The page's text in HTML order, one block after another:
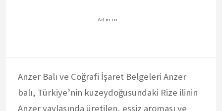
Anzer Balı ve Coğrafi İşaret Belgeleri Anzer
balı, Türkiye’nin kuzeydoğusundaki Rize ilinin
Anzer yaylasında üretilen, eşsiz aroması ve